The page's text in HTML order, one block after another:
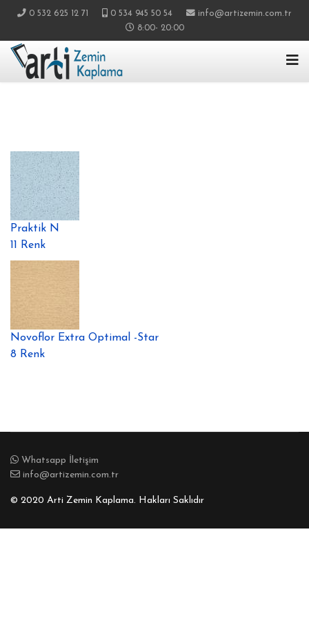
0 532 625 12 71 0 534 945 50 54
info@artizemin.com.tr
8:00- 20:00
Praktik N
11 Renk
Novoflor Extra Optimal -Star
8 Renk
Whatsapp İletişim
info@artizemin.com.tr
© 2020 Arti Zemin Kaplama. Hakları Saklıdır